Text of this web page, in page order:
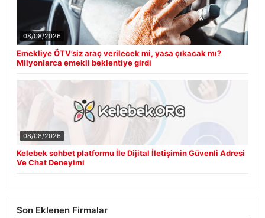
08/08/2026
Emekliye ÖTV’siz araç verilecek mi, yasa çıkacak mı?
Milyonlarca emekli beklentiye girdi
08/08/2026
Kelebek sohbet platformu İle Dijital İletişimin Güvenli Adresi
Ve Chat Deneyimi
Son Eklenen Firmalar